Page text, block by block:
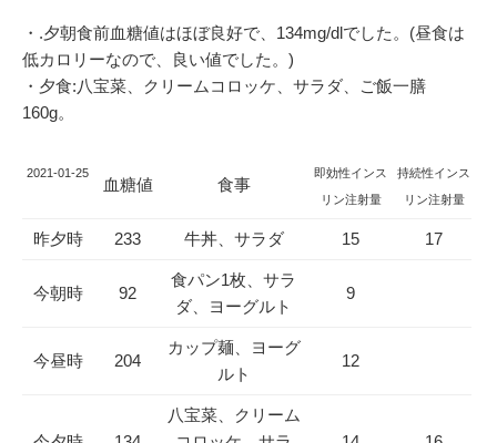
・.夕朝食前血糖値はほぼ良好で、134mg/dlでした。(昼食は
低カロリーなので、良い値でした。)
・夕食:八宝菜、クリームコロッケ、サラダ、ご飯一膳
160g。
2021-01-25
血糖値 食事
即効性インス
リン注射量
持続性インス
リン注射量
昨夕時 233 牛丼、サラダ 15 17
今朝時 92
食パン1枚、サラ
ダ、ヨーグルト
9
今昼時 204
カップ麺、ヨーグ
ルト
12
八宝菜、クリーム